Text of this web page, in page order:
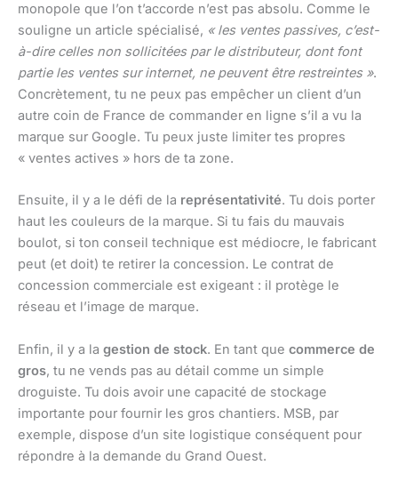
monopole que l’on t’accorde n’est pas absolu. Comme le
souligne un article spécialisé, « les ventes passives, c’est-
à-dire celles non sollicitées par le distributeur, dont font
partie les ventes sur internet, ne peuvent être restreintes ».
Concrètement, tu ne peux pas empêcher un client d’un
autre coin de France de commander en ligne s’il a vu la
marque sur Google. Tu peux juste limiter tes propres
« ventes actives » hors de ta zone.
Ensuite, il y a le défi de la représentativité. Tu dois porter
haut les couleurs de la marque. Si tu fais du mauvais
boulot, si ton conseil technique est médiocre, le fabricant
peut (et doit) te retirer la concession. Le contrat de
concession commerciale est exigeant : il protège le
réseau et l’image de marque.
Enfin, il y a la gestion de stock. En tant que commerce de
gros, tu ne vends pas au détail comme un simple
droguiste. Tu dois avoir une capacité de stockage
importante pour fournir les gros chantiers. MSB, par
exemple, dispose d’un site logistique conséquent pour
répondre à la demande du Grand Ouest.